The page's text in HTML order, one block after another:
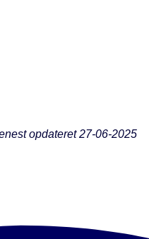
opdateret27-06-2025